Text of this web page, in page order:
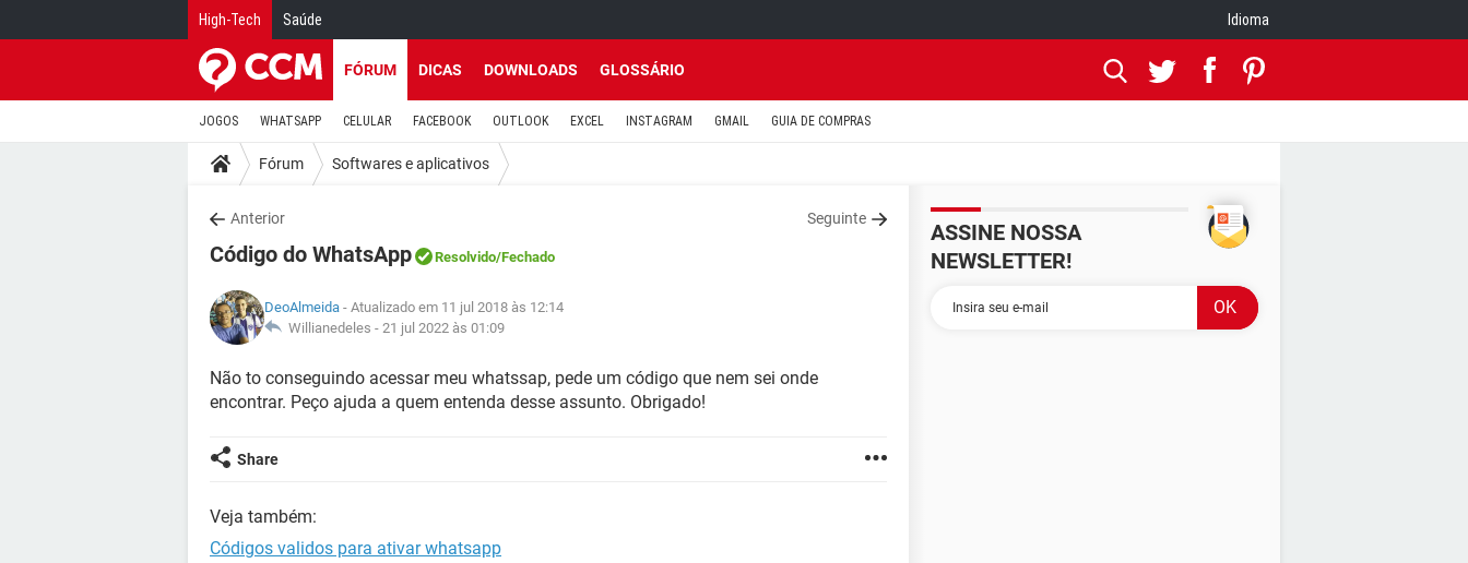
High-Tech Saúde Idioma
FÓRUM DICAS DOWNLOADS GLOSSÁRIO
JOGOS WHATSAPP CELULAR FACEBOOK OUTLOOK EXCEL INSTAGRAM GMAIL GUIA DE COMPRAS
Fórum Softwares e aplicativos
Anterior Seguinte
Código do WhatsApp Resolvido/Fechado
DeoAlmeida - Atualizado em 11 jul 2018 às 12:14
Willianedeles - 21 jul 2022 às 01:09
Não to conseguindo acessar meu whatssap, pede um código que nem sei onde
encontrar. Peço ajuda a quem entenda desse assunto. Obrigado!
Share
Veja também:
Códigos validos para ativar whatsapp
ASSINE NOSSA
NEWSLETTER!